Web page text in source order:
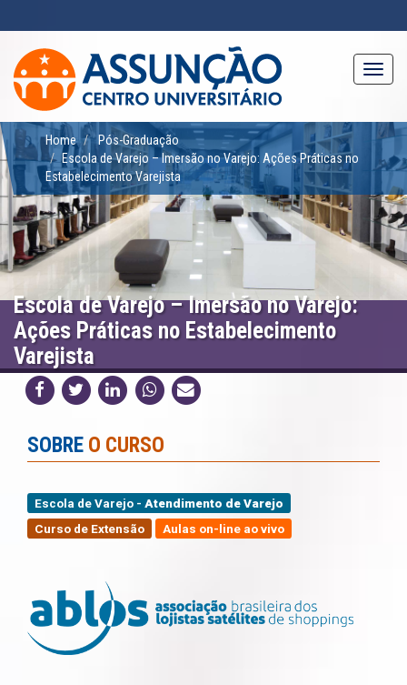
conteúdo
principal
Home
Pós-Graduação
Escola de Varejo – Imersão no Varejo: Ações Práticas no
Estabelecimento Varejista
Escola de Varejo – Imersão no Varejo:
Ações Práticas no Estabelecimento
Varejista
SOBRE O CURSO
Escola de Varejo -Atendimento de Varejo
Curso de Extensão
Aulas on-line ao vivo